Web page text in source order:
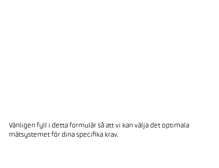
Vänligen fyll i detta formulär så att vi kan välja det optimala
mätsystemet för dina specifika krav.